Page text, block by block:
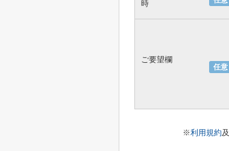
時
任意
ご要望欄
※利用規約